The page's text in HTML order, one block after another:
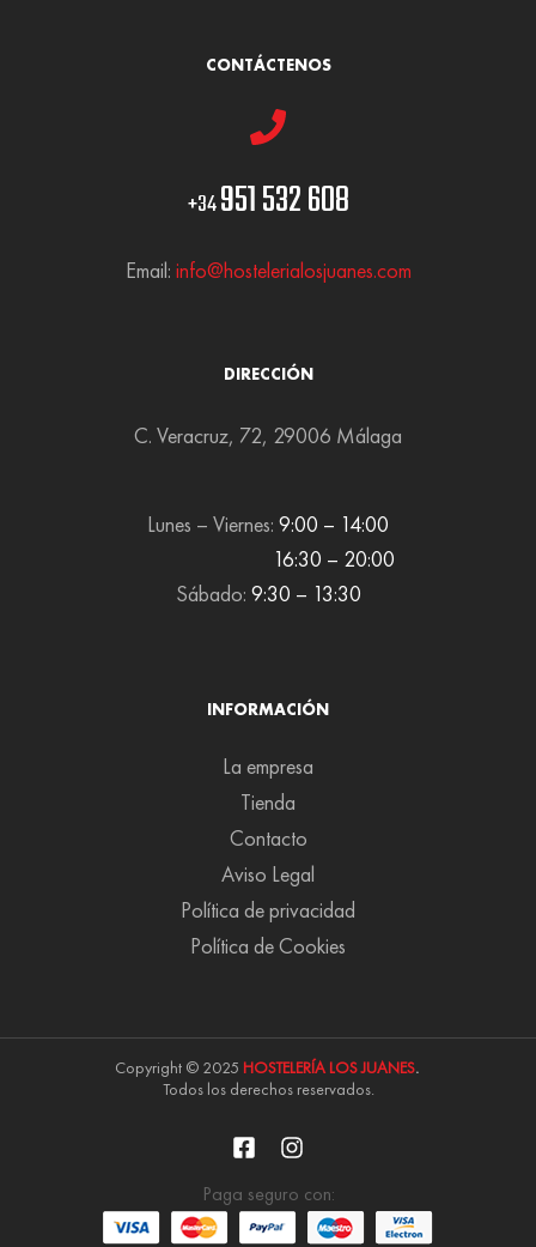
CONTÁCTENOS
+34951 532 608
Email: info@hostelerialosjuanes.com
DIRECCIÓN
C. Veracruz, 72, 29006 Málaga
Lunes – Viernes: 9:00 – 14:00
16:30 – 20:00
Sábado: 9:30 – 13:30
INFORMACIÓN
La empresa
Tienda
Contacto
Aviso Legal
Política de privacidad
Política de Cookies
Copyright © 2025 HOSTELERÍA LOS JUANES.
Todos los derechos reservados.
Paga seguro con: